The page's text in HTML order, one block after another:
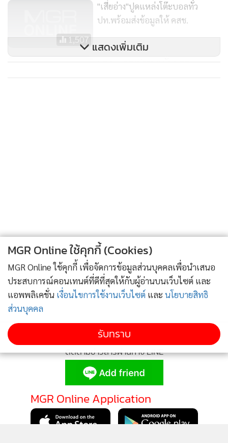
1,507
"เสี่ยอ่าง"ปูดแหล่งโต๊ะบอลทั่ว
ปท.พร้อมส่งข้อมูลให้ คสช.
บช.น.แถลงปราบพนันบอล
แสดงเพิ่มเติม
ติดตามข่าวสารผ่านทาง LINE
MGR Online Application
MGR Online ใช้คุกกี้ (Cookies)
MGR Online ใช้คุกกี้ เพื่อจัดการข้อมูลส่วนบุคคลเพื่อนำเสนอ
ประสบการณ์คอนเทนต์ที่ดีที่สุดให้กับผู้อ่านบนเว็บไซต์ และ
แอพพลิเคชั่น เงื่อนไขการใช้งานเว็บไซต์ และ นโยบายสิทธิ
ส่วนบุคคล
รับทราบ